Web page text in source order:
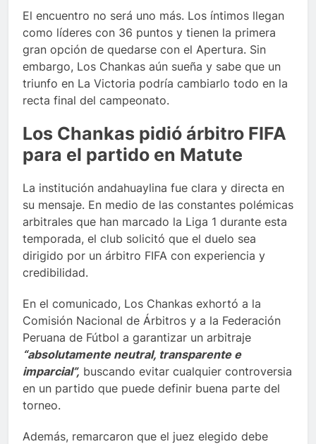
El encuentro no será uno más. Los íntimos llegan
como líderes con 36 puntos y tienen la primera
gran opción de quedarse con el Apertura. Sin
embargo, Los Chankas aún sueña y sabe que un
triunfo en La Victoria podría cambiarlo todo en la
recta final del campeonato.
Los Chankas pidió árbitro FIFA
para el partido en Matute
La institución andahuaylina fue clara y directa en
su mensaje. En medio de las constantes polémicas
arbitrales que han marcado la Liga 1 durante esta
temporada, el club solicitó que el duelo sea
dirigido por un árbitro FIFA con experiencia y
credibilidad.
En el comunicado, Los Chankas exhortó a la
Comisión Nacional de Árbitros y a la Federación
Peruana de Fútbol a garantizar un arbitraje
“absolutamente neutral, transparente e
imparcial”, buscando evitar cualquier controversia
en un partido que puede definir buena parte del
torneo.
Además, remarcaron que el juez elegido debe